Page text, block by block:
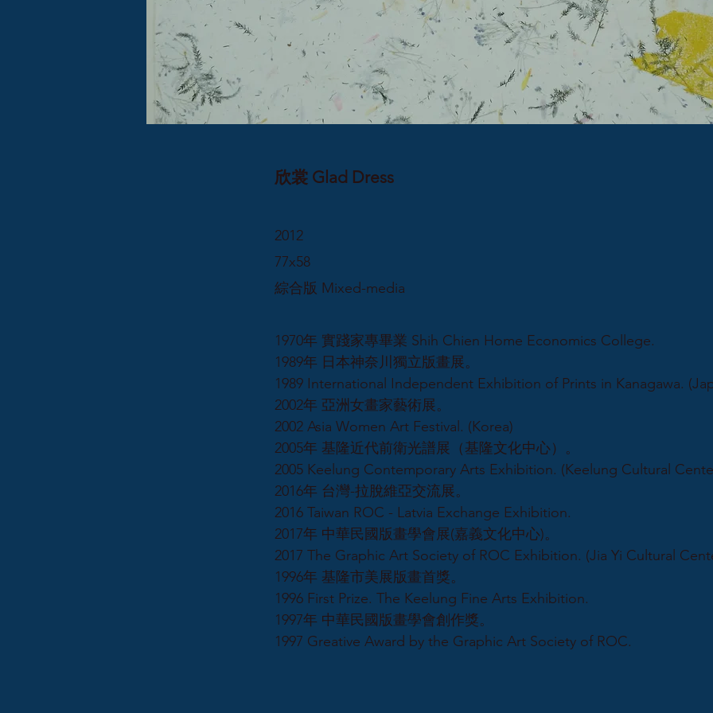
欣裳 Glad Dress
2012
77x58
綜合版 Mixed-media
1970年 實踐家專畢業 Shih Chien Home Economics College.
1989年 日本神奈川獨立版畫展。
1989 International Independent Exhibition of Prints in Kanagawa.
2002年 亞洲女畫家藝術展。
2002 Asia Women Art Festival. (Korea)
2005年 基隆近代前衛光譜展（基隆文化中心）。
2005 Keelung Contemporary Arts Exhibition. (Keelung Cultural
2016年 台灣-拉脫維亞交流展。
2016 Taiwan ROC - Latvia Exchange Exhibition.
2017年 中華民國版畫學會展(嘉義文化中心)。
2017 The Graphic Art Society of ROC Exhibition. (Jia Yi Cultural
1996年 基隆市美展版畫首獎。
1996 First Prize. The Keelung Fine Arts Exhibition.
1997年 中華民國版畫學會創作獎。
1997 Greative Award by the Graphic Art Society of ROC.